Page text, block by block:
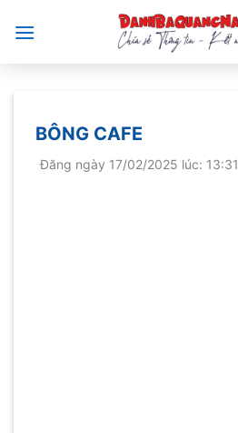
qua
BÔNG CAFE
Đăng ngày 17/02/2025 lúc: 13:31